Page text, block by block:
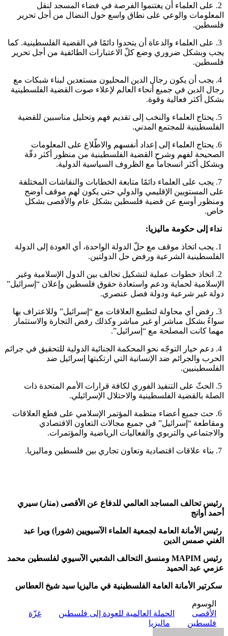
2. على العلماء أن يغتنموا الفرصة في فضاء المسجد لنقل
المعلومات والوعي على نطاق واسع حول النضال من أجل تحرير
فلسطين.
3. على العلماء والدعاة أن يتحدوا دائمًا في القضية الفلسطينية. كما
يجب وبشكل ضروري وضع كلّ الاعتبارات الطائفية من أجل تحرير
فلسطين.
4. يجب أن يكون رجال الدين المحليون مستعدين لبناء شبكات مع
رجال الدين في جميع أنحاء العالم لإعلاء صوت القضية الفلسطينية
بشكل أكثر فعالية وقوة.
5. يحتاج العلماء والنخب إلى تقديم فهم وتحليل مناسبين للقضية
الفلسطينية للمجتمع المدني.
6. يحتاج العلماء إلى إعداد أنفسهم والاطّلاع على المعلومات
الصحيحة لفهم وشرح القضية الفلسطينية من منظور أكثر دقّة
وبشكل أكثر انسجاماً مع الظروف السياسية الدولية.
7. يجب على العلماء دائمًا متابعة الخطابات والنقاشات المختلفة
على المستويين الإقليمي والدولي حتى يكون لهم موقف أوضح
ومنظور أوسع عن قضية فلسطين بشكل عام والأقصى بشكل
خاص.
نداء إلى حكومة ماليزيا:
1. يجب اتخاذ موقف مع حلّ الدولة الواحدة، أي العودة إلى الدولة
الفلسطينية الشرعية ورفض حل الدولتين.
2. اتخاذ خطوات عملية لتشكيل تحالف بين الدول الإسلامية وغير
الإسلامية لحماية ودعم واستعادة حقوق فلسطين وإعلان “إسرائيل”
دولة غير شرعية ودولة فصل عنصري.
3. رفض أي محاولة لتطبيع العلاقات مع “إسرائيل” وللاعتراف بها
سواءً بشكل مباشر أو غير مباشر وكذلك رفض التجارة والاستثمار
مهما كانت المصلحة مع “إسرائيل”.
4. دعم خيار التوجّه نحو المحكمة الجنائية الدولية للتحقيق في جرائم
الحرب والجرائم ضد الإنسانية التي ارتكبتها إسرائيل ضد
الفلسطينيين.
5. الحثّ على التنفيذ الفوري لكافة قرارات الأمم المتحدة ذات
الصلة بالقضية الفلسطينية والاحتلال الإسرائيلي.
6. حث جميع أعضاء منظمة المؤتمر الإسلامي على قطع العلاقات
ومقاطعة “إسرائيل” في جميع مجالات التعاون الاقتصادي
والاجتماعي والتربوي والفعاليات الرياضية والمؤتمرات.
رئيس تحالف المساجد العالمي للدفاع عن الأقصى (منار) سيري
أحمد أوانج
رئيس الأمانة العامة لجمعية العلماء الآسيويين (شورا) ويرا عبد
الغني صمس الدين
رئيس MAPIM ومنسق التحالف الشعبي الآسيوي لفلسطين محمد
عزمي عبد الحميد
سكرتير الأمانة العامة الفلسطينية في ماليزيا سيد شيخ العطاس
الوسوم
الأقصى
الحملة العالمية للعودة إلى فلسطين
غزّة
فلسطين
ماليزيا